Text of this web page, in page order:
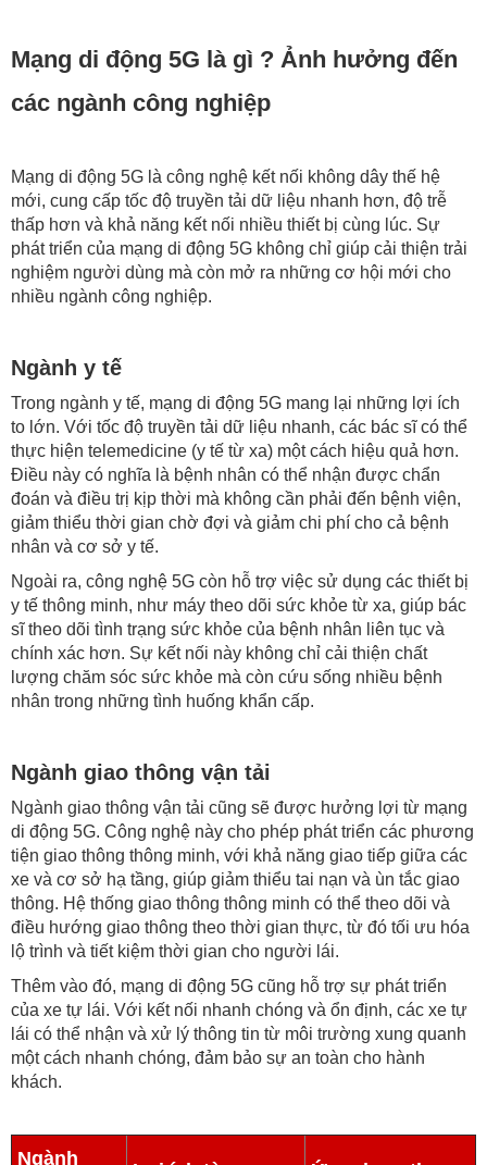
Mạng di động 5G là gì ? Ảnh hưởng đến
các ngành công nghiệp
Mạng di động 5G là công nghệ kết nối không dây thế hệ
mới, cung cấp tốc độ truyền tải dữ liệu nhanh hơn, độ trễ
thấp hơn và khả năng kết nối nhiều thiết bị cùng lúc. Sự
phát triển của mạng di động 5G không chỉ giúp cải thiện trải
nghiệm người dùng mà còn mở ra những cơ hội mới cho
nhiều ngành công nghiệp.
Ngành y tế
Trong ngành y tế, mạng di động 5G mang lại những lợi ích
to lớn. Với tốc độ truyền tải dữ liệu nhanh, các bác sĩ có thể
thực hiện telemedicine (y tế từ xa) một cách hiệu quả hơn.
Điều này có nghĩa là bệnh nhân có thể nhận được chẩn
đoán và điều trị kịp thời mà không cần phải đến bệnh viện,
giảm thiểu thời gian chờ đợi và giảm chi phí cho cả bệnh
nhân và cơ sở y tế.
Ngoài ra, công nghệ 5G còn hỗ trợ việc sử dụng các thiết bị
y tế thông minh, như máy theo dõi sức khỏe từ xa, giúp bác
sĩ theo dõi tình trạng sức khỏe của bệnh nhân liên tục và
chính xác hơn. Sự kết nối này không chỉ cải thiện chất
lượng chăm sóc sức khỏe mà còn cứu sống nhiều bệnh
nhân trong những tình huống khẩn cấp.
Ngành giao thông vận tải
Ngành giao thông vận tải cũng sẽ được hưởng lợi từ mạng
di động 5G. Công nghệ này cho phép phát triển các phương
tiện giao thông thông minh, với khả năng giao tiếp giữa các
xe và cơ sở hạ tầng, giúp giảm thiểu tai nạn và ùn tắc giao
thông. Hệ thống giao thông thông minh có thể theo dõi và
điều hướng giao thông theo thời gian thực, từ đó tối ưu hóa
lộ trình và tiết kiệm thời gian cho người lái.
Thêm vào đó, mạng di động 5G cũng hỗ trợ sự phát triển
của xe tự lái. Với kết nối nhanh chóng và ổn định, các xe tự
lái có thể nhận và xử lý thông tin từ môi trường xung quanh
một cách nhanh chóng, đảm bảo sự an toàn cho hành
khách.
Ngành